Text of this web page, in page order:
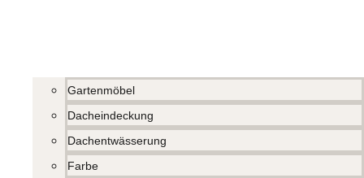
Gartenmöbel
Dacheindeckung
Dachentwässerung
Farbe